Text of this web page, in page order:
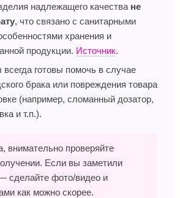
надлежащего качества не
, что связано с санитарными
хранения и
продукции. Источник.
готовы помочь в случае
брака или повреждения товара
(например, сломанный дозатор,
и т.п.).
внимательно проверяйте
Если вы заметили
сделайте фото/видео и
как можно скорее.